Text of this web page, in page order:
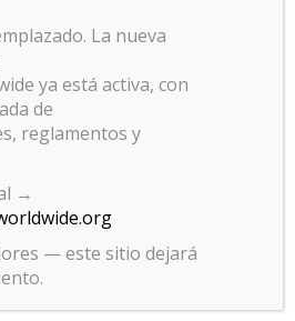
el consentimiento
utilizamos tecnologías como las
nos permitirá procesar datos
La nueva
ya está activa, con
de
reglamentos y
→
— este sitio dejará